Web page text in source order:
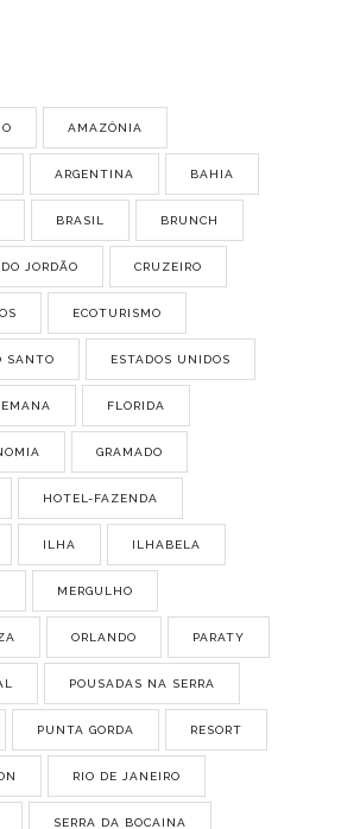
AMAZÔNIA
ARGENTINA BAHIA
BRASIL BRUNCH
JORDÃO CRUZEIRO
ECOTURISMO
SANTO ESTADOS UNIDOS
FLORIDA
GRAMADO
HOTEL-FAZENDA
ILHA ILHABELA
MERGULHO
ORLANDO PARATY
POUSADAS NA SERRA
PUNTA GORDA RESORT
RIO DE JANEIRO
SERRA DA BOCAINA